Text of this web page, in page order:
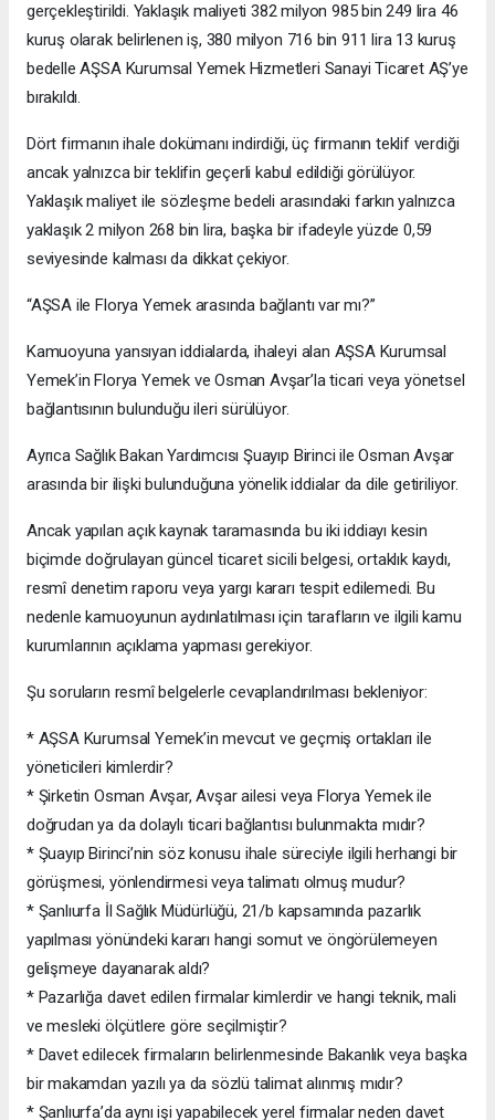
gerçekleştirildi. Yaklaşık maliyeti 382 milyon 985 bin 249 lira 46
kuruş olarak belirlenen iş, 380 milyon 716 bin 911 lira 13 kuruş
bedelle AŞSA Kurumsal Yemek Hizmetleri Sanayi Ticaret AŞ’ye
bırakıldı.
Dört firmanın ihale dokümanı indirdiği, üç firmanın teklif verdiği
ancak yalnızca bir teklifin geçerli kabul edildiği görülüyor.
Yaklaşık maliyet ile sözleşme bedeli arasındaki farkın yalnızca
yaklaşık 2 milyon 268 bin lira, başka bir ifadeyle yüzde 0,59
seviyesinde kalması da dikkat çekiyor.
“AŞSA ile Florya Yemek arasında bağlantı var mı?”
Kamuoyuna yansıyan iddialarda, ihaleyi alan AŞSA Kurumsal
Yemek’in Florya Yemek ve Osman Avşar’la ticari veya yönetsel
bağlantısının bulunduğu ileri sürülüyor.
Ayrıca Sağlık Bakan Yardımcısı Şuayıp Birinci ile Osman Avşar
arasında bir ilişki bulunduğuna yönelik iddialar da dile getiriliyor.
Ancak yapılan açık kaynak taramasında bu iki iddiayı kesin
biçimde doğrulayan güncel ticaret sicili belgesi, ortaklık kaydı,
resmî denetim raporu veya yargı kararı tespit edilemedi. Bu
nedenle kamuoyunun aydınlatılması için tarafların ve ilgili kamu
kurumlarının açıklama yapması gerekiyor.
Şu soruların resmî belgelerle cevaplandırılması bekleniyor:
* AŞSA Kurumsal Yemek’in mevcut ve geçmiş ortakları ile
yöneticileri kimlerdir?
* Şirketin Osman Avşar, Avşar ailesi veya Florya Yemek ile
doğrudan ya da dolaylı ticari bağlantısı bulunmakta mıdır?
* Şuayıp Birinci’nin söz konusu ihale süreciyle ilgili herhangi bir
görüşmesi, yönlendirmesi veya talimatı olmuş mudur?
* Şanlıurfa İl Sağlık Müdürlüğü, 21/b kapsamında pazarlık
yapılması yönündeki kararı hangi somut ve öngörülemeyen
gelişmeye dayanarak aldı?
* Pazarlığa davet edilen firmalar kimlerdir ve hangi teknik, mali
ve mesleki ölçütlere göre seçilmiştir?
* Davet edilecek firmaların belirlenmesinde Bakanlık veya başka
bir makamdan yazılı ya da sözlü talimat alınmış mıdır?
* Şanlıurfa’da aynı işi yapabilecek yerel firmalar neden davet